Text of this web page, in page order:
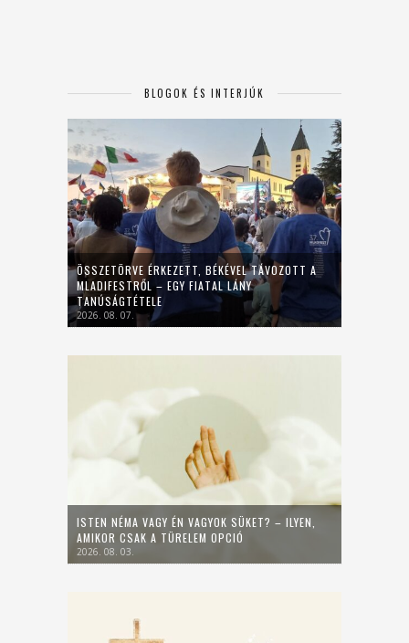
BLOGOK ÉS INTERJÚK
ÖSSZETÖRVE ÉRKEZETT, BÉKÉVEL TÁVOZOTT A
MLADIFESTRŐL – EGY FIATAL LÁNY
TANÚSÁGTÉTELE
2026. 08. 07.
ISTEN NÉMA VAGY ÉN VAGYOK SÜKET? – ILYEN,
AMIKOR CSAK A TÜRELEM OPCIÓ
2026. 08. 03.